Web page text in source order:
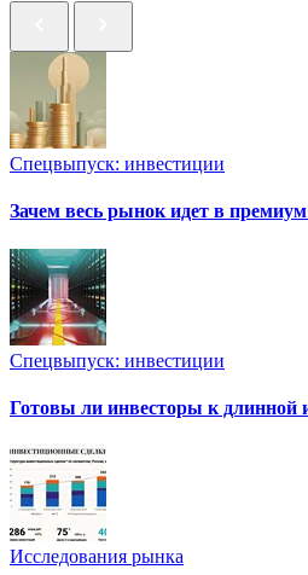
Спецвыпуск: инвестиции
Зачем весь рынок идет в
Спецвыпуск: инвестиции
Готовы ли инвесторы к длинной
Исследования рынка